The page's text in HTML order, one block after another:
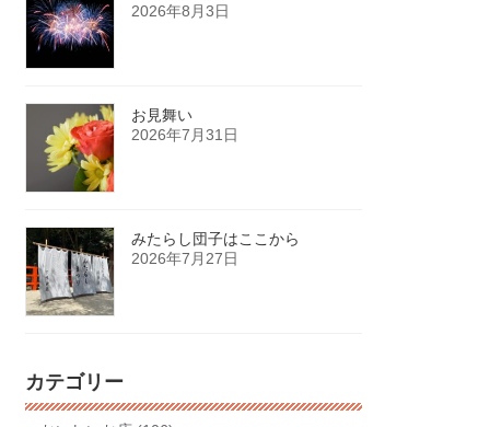
2026年8月3日
お見舞い
2026年7月31日
みたらし団子はここから
2026年7月27日
カテゴリー